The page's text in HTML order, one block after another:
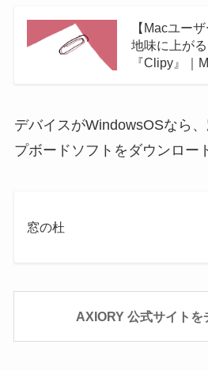
【Macユー
地味に上が
『Clipy』｜
デバイスがWindowsOSなら
プボードソフトをダウンロー
窓の杜
AXIORY 公式サイトを